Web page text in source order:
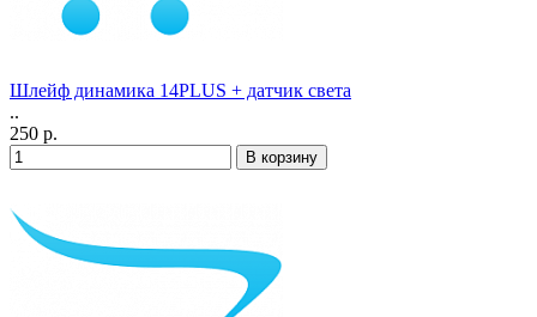
Шлейф динамика 14PLUS + датчик света
..
250 р.